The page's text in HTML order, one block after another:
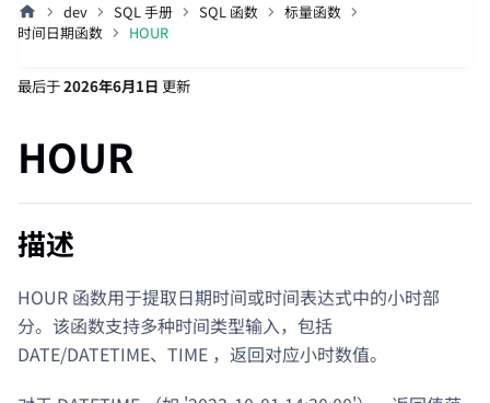
dev SQL 手册 SQL 函数
标量函数
时间日期函数
HOUR
最后于2026年6月1日 更新
HOUR
描述
HOUR 函数用于提取日期时间或时间表达式中的小时部
分。该函数支持多种时间类型输入，包括
DATE/DATETIME、TIME ，返回对应小时数值。